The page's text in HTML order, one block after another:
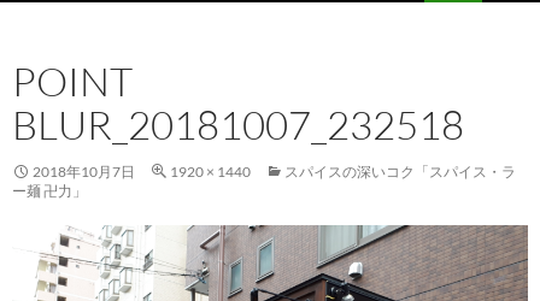
ン
ツ
へ
ス
キ
ッ
POINT
BLUR_20181007_232518
2018年10月7日 1920 × 1440
スパイスの深いコク「スパイス・ラ
ー麺 卍力」